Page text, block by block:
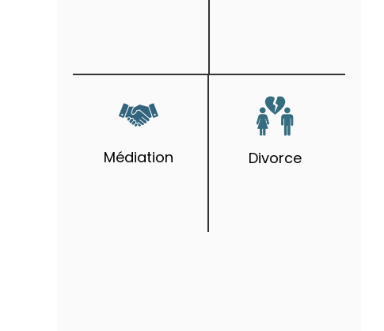
Médiation Divorce